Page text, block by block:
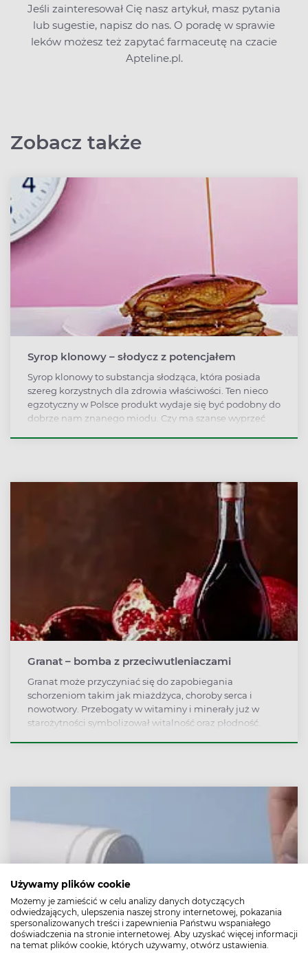
Używamy plików cookie
Możemy je zamieścić w celu analizy danych dotyczących
odwiedzających, ulepszenia naszej strony internetowej, pokazania
spersonalizowanych treści i zapewnienia Państwu wspaniałego
doświadczenia na stronie internetowej. Aby uzyskać więcej informacji
na temat plików cookie, których używamy, otwórz ustawienia.
Jeśli zainteresował Cię nasz artykuł, masz pytania
lub sugestie, napisz do nas. O poradę w sprawie
leków możesz też zapytać farmaceutę na czacie
Apteline.pl.
Zobacz także
Syrop klonowy – słodycz z potencjałem
Syrop klonowy to substancja słodząca, która posiada
szereg korzystnych dla zdrowia właściwości. Ten nieco
egzotyczny w Polsce produkt wydaje się być podobny do
dobrze nam znanego miodu. Czy ma szanse wyprzeć
Granat – bomba z przeciwutleniaczami
Granat może przyczyniać się do zapobiegania
schorzeniom takim jak miażdżyca, choroby serca i
nowotwory. Przebogaty w witaminy i minerały już w
starożytności symbolizował witalność oraz płodność.